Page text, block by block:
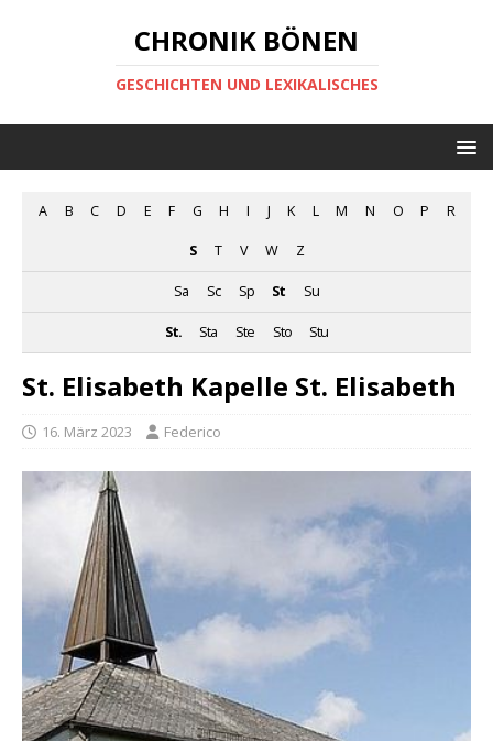
CHRONIK BÖNEN
GESCHICHTEN UND LEXIKALISCHES
A B C D E F G H I J K L M N O P R
S T V W Z
Sa Sc Sp St Su
St. Sta Ste Sto Stu
St. Elisabeth Kapelle St. Elisabeth
16. März 2023 Federico